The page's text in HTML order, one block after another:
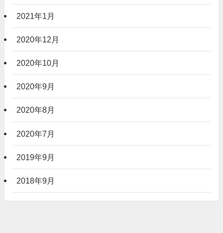
2021年1月
2020年12月
2020年10月
2020年9月
2020年8月
2020年7月
2019年9月
2018年9月